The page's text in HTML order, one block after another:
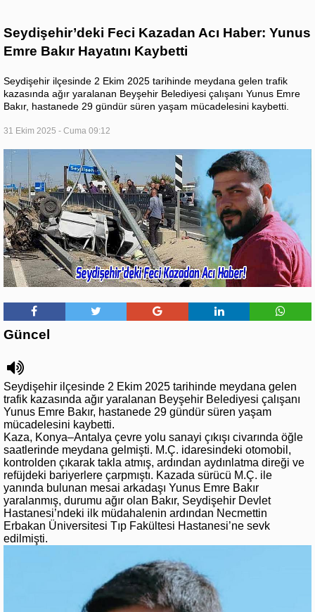
Seydişehir’deki Feci Kazadan Acı Haber: Yunus
Emre Bakır Hayatını Kaybetti
Seydişehir ilçesinde 2 Ekim 2025 tarihinde meydana gelen trafik
kazasında ağır yaralanan Beyşehir Belediyesi çalışanı Yunus Emre
Bakır, hastanede 29 gündür süren yaşam mücadelesini kaybetti.
31 Ekim 2025 - Cuma 09:12
Güncel
Seydişehir ilçesinde 2 Ekim 2025 tarihinde meydana gelen
trafik kazasında ağır yaralanan Beyşehir Belediyesi çalışanı
Yunus Emre Bakır, hastanede 29 gündür süren yaşam
mücadelesini kaybetti.
Kaza, Konya–Antalya çevre yolu sanayi çıkışı civarında öğle
saatlerinde meydana gelmişti. M.Ç. idaresindeki otomobil,
kontrolden çıkarak takla atmış, ardından aydınlatma direği ve
refüjdeki bariyerlere çarpmıştı. Kazada sürücü M.Ç. ile
yanında bulunan mesai arkadaşı Yunus Emre Bakır
yaralanmış, durumu ağır olan Bakır, Seydişehir Devlet
Hastanesi’ndeki ilk müdahalenin ardından Necmettin
Erbakan Üniversitesi Tıp Fakültesi Hastanesi’ne sevk
edilmişti.